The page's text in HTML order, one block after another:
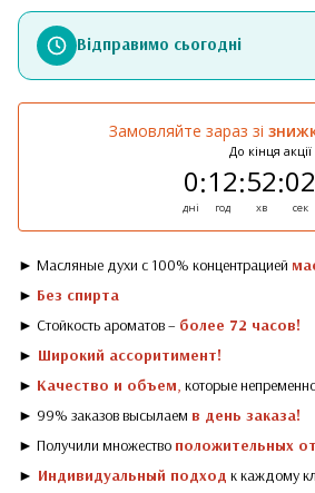
Відправимо сьогодні
Замовляйте зараз зі
До кінця акції
0
дні
:12
год
:52
хв
:02
сек
► Масляные духи с 100% концентрацией
► Без спирта
► Стойкость ароматов – более 72 часов!
► Широкий ассоритимент!
► Качество и объем которые
► 99% заказов высылаем в день заказа!
► Получили множество положительных
► Индивидуальный подход к каждому